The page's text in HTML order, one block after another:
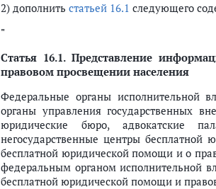
2) дополнить статьей 16.1 следующего
"
Статья 16.1.Представление
правовом просвещении населения
Федеральные органы исполнительной
органы управления государственных
юридические бюро, адвокатские
негосударственные центры
бесплатной юридической помощи и о
федеральным органом исполнительной
бесплатной юридической помощи и